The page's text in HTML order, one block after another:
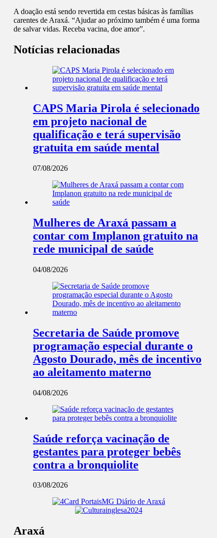
A doação está sendo revertida em cestas básicas às famílias
carentes de Araxá. “Ajudar ao próximo também é uma forma
de salvar vidas. Receba vacina, doe amor”.
Notícias relacionadas
CAPS Maria Pirola é selecionado
em projeto nacional de
qualificação e terá supervisão
gratuita em saúde mental
07/08/2026
Mulheres de Araxá passam a
contar com Implanon gratuito na
rede municipal de saúde
04/08/2026
Secretaria de Saúde promove
programação especial durante o
Agosto Dourado, mês de incentivo
ao aleitamento materno
04/08/2026
Saúde reforça vacinação de
gestantes para proteger bebês
contra a bronquiolite
03/08/2026
Araxá